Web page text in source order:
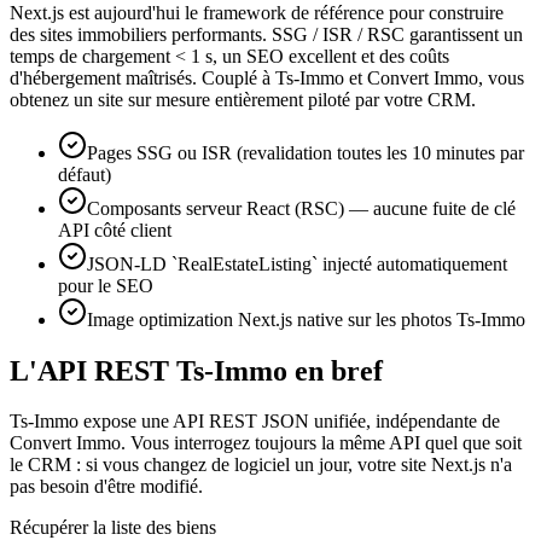
Next.js est aujourd'hui le framework de référence pour construire
des sites immobiliers performants. SSG / ISR / RSC garantissent un
temps de chargement < 1 s, un SEO excellent et des coûts
d'hébergement maîtrisés. Couplé à Ts-Immo et Convert Immo, vous
obtenez un site sur mesure entièrement piloté par votre CRM.
Pages SSG ou ISR (revalidation toutes les 10 minutes par
défaut)
Composants serveur React (RSC) — aucune fuite de clé
API côté client
JSON-LD `RealEstateListing` injecté automatiquement
pour le SEO
Image optimization Next.js native sur les photos Ts-Immo
L'API REST Ts-Immo en bref
Ts-Immo expose une API REST JSON unifiée, indépendante de
Convert Immo. Vous interrogez toujours la même API quel que soit
le CRM : si vous changez de logiciel un jour, votre site Next.js n'a
pas besoin d'être modifié.
Récupérer la liste des biens